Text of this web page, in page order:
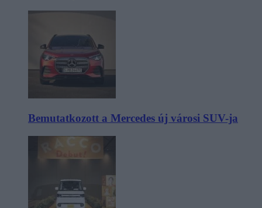
Bemutatkozott a Mercedes új városi SUV-ja